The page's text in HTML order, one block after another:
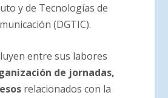
y de Tecnologías de
(DGTIC).
entre sus labores
de jornadas,
relacionados con la